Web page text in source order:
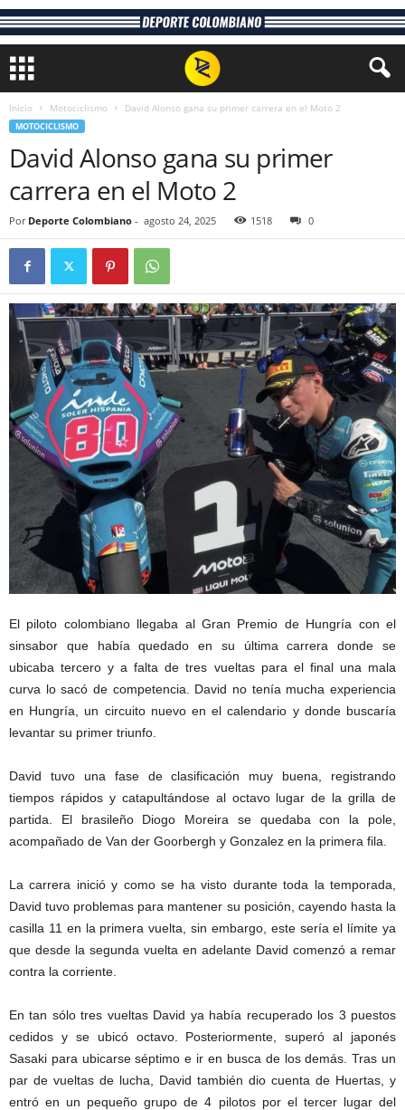
Inicio Motociclismo David Alonso gana su primer carrera en el Moto 2
MOTOCICLISMO
David Alonso gana su primer
carrera en el Moto 2
Por Deporte Colombiano - agosto 24, 2025 1518 0
El piloto colombiano llegaba al Gran Premio de Hungría con el
sinsabor que había quedado en su última carrera donde se
ubicaba tercero y a falta de tres vueltas para el final una mala
curva lo sacó de competencia. David no tenía mucha experiencia
en Hungría, un circuito nuevo en el calendario y donde buscaría
levantar su primer triunfo.
David tuvo una fase de clasificación muy buena, registrando
tiempos rápidos y catapultándose al octavo lugar de la grilla de
partida. El brasileño Diogo Moreira se quedaba con la pole,
acompañado de Van der Goorbergh y Gonzalez en la primera fila.
La carrera inició y como se ha visto durante toda la temporada,
David tuvo problemas para mantener su posición, cayendo hasta la
casilla 11 en la primera vuelta, sin embargo, este sería el límite ya
que desde la segunda vuelta en adelante David comenzó a remar
contra la corriente.
En tan sólo tres vueltas David ya había recuperado los 3 puestos
cedidos y se ubicó octavo. Posteriormente, superó al japonés
Sasaki para ubicarse séptimo e ir en busca de los demás. Tras un
par de vueltas de lucha, David también dio cuenta de Huertas, y
entró en un pequeño grupo de 4 pilotos por el tercer lugar del